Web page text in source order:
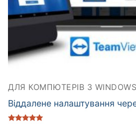
ДЛЯ КОМПЮТЕРІВ З WINDOWS
Віддалене налаштування